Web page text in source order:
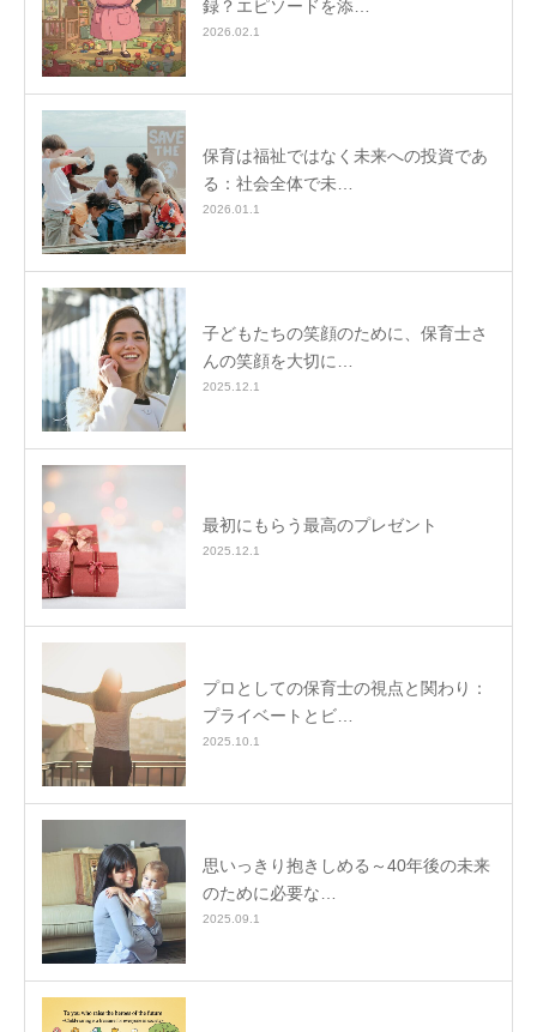
録？エピソードを添…
2026.02.1
保育は福祉ではなく未来への投資であ
る：社会全体で未…
2026.01.1
子どもたちの笑顔のために、保育士さ
んの笑顔を大切に…
2025.12.1
最初にもらう最高のプレゼント
2025.12.1
プロとしての保育士の視点と関わり：
プライベートとビ…
2025.10.1
思いっきり抱きしめる～40年後の未来
のために必要な…
2025.09.1